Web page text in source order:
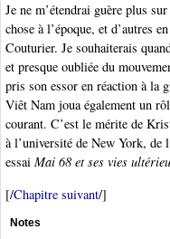
Je ne m’étendrai guère plus
chose à l’époque, et d’autres
Couturier. Je souhaiterais
et presque oubliée du
pris son essor en réaction à la
Viêt Nam joua également un
courant. C’est le mérite de
à l’université de New York, de
essai Mai 68 et ses vies
[/Chapitre suivant/]
Notes